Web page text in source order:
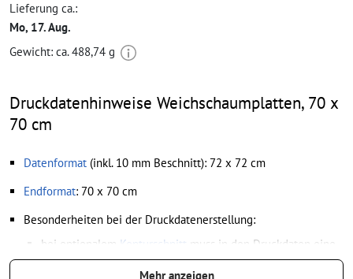
Lieferung ca.:
Mo, 17. Aug.
Gewicht: ca.488,74 g
Druckdatenhinweise Weichschaumplatten, 70 x
70 cm
Datenformat (inkl. 10 mm Beschnitt): 72 x 72 cm
Endformat: 70 x 70 cm
Besonderheiten bei der Druckdatenerstellung:
bei optionalem Konturschnitt
muss in den Druckdaten eine
zusätzliche Schnittkontur angelegt werden
Mehr anzeigen